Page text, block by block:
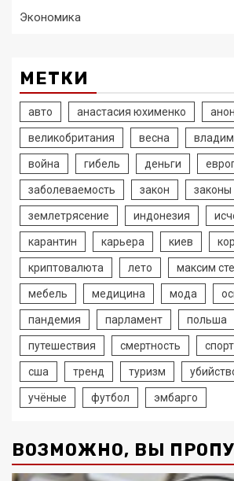
Экономика
МЕТКИ
авто анастасия юхименко
великобритания весна
война гибель деньги
заболеваемость закон законы
землетрясение индонезия
карантин карьера киев
криптовалюта лето максим
мебель медицина мода
пандемия парламент польша
путешествия смертность спорт
сша тренд туризм
учёные футбол эмбарго
ВОЗМОЖНО, ВЫ